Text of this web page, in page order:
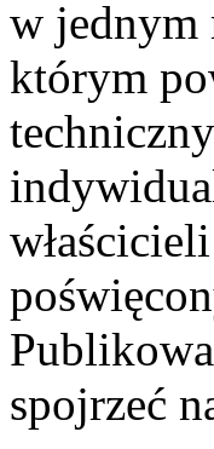
w jednym
którym
spojrzeć